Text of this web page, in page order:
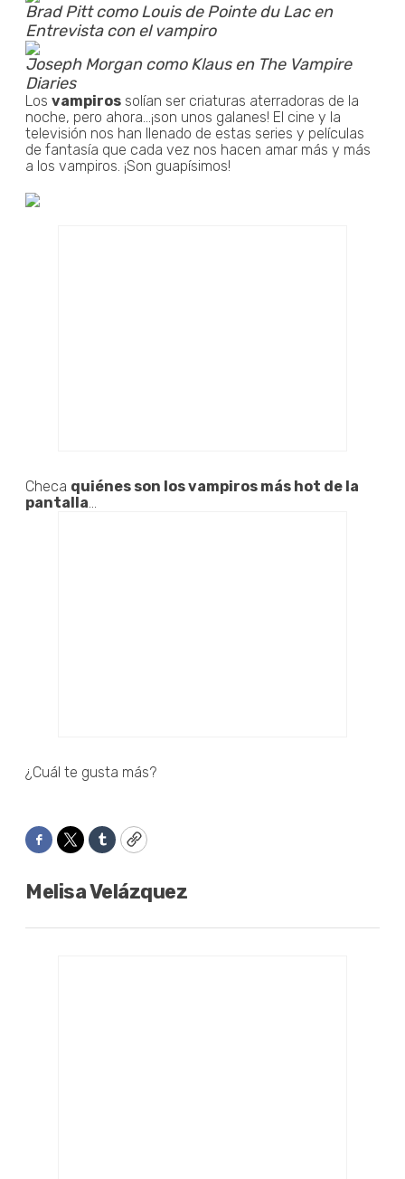
Brad Pitt como Louis de Pointe du Lac en
Entrevista con el vampiro
Joseph Morgan como Klaus en The Vampire
Diaries
Los vampiros solían ser criaturas aterradoras de la
noche, pero ahora...¡son unos galanes! El cine y la
televisión nos han llenado de estas series y películas
de fantasía que cada vez nos hacen amar más y más
a los vampiros. ¡Son guapísimos!
Checa quiénes son los vampiros más hot de la
pantalla
¿Cuál te gusta más?
Facebook
TwitterTumblrCopy
Melisa Velázquez